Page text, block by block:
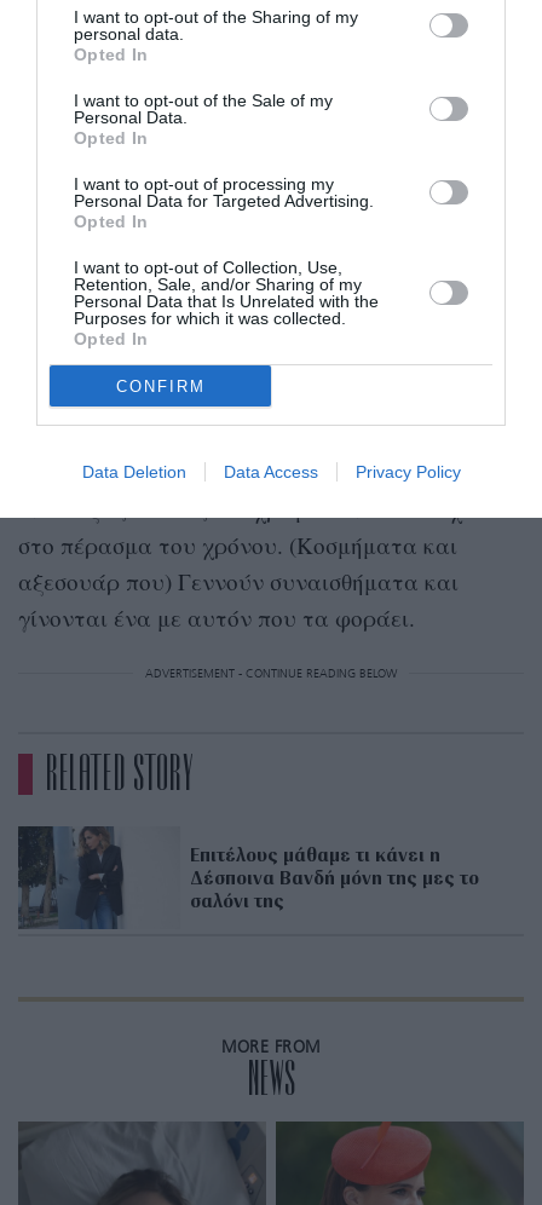
I want to opt-out of the Sharing of my
personal data.
Opted In
I want to opt-out of the Sale of my
Personal Data.
Opted In
I want to opt-out of processing my
Personal Data for Targeted Advertising.
Opted In
I want to opt-out of Collection, Use,
Retention, Sale, and/or Sharing of my
Personal Data that Is Unrelated with the
Purposes for which it was collected.
Opted In
CONFIRM
Data Deletion Data Access Privacy Policy
Οι B612 με δικά τους λόγια: “Οι άνθρωποι
ντύθηκαν πρώτα με τατού και κοσμήματα, τα
ρούχα ήρθαν μετά. Για εμάς, τα μοναδικά
κοσμήματα είναι αρχετυπικά χρηστικά
αντικείμενα που επικοινωνούν έννοιες μέσα από
σύμβολα. Δεν κάνουμε συμβιβασμούς στην
επιλογή υλικών. Δημιουργούμε συνδυασμούς
στο πέρασμα του χρόνου. (Κοσμήματα και
αξεσουάρ που) Γεννούν συναισθήματα και
γίνονται ένα με αυτόν που τα φοράει.
ADVERTISEMENT - CONTINUE READING BELOW
RELATED STORY
Επιτέλους μάθαμε τι κάνει η
Δέσποινα Βανδή μόνη της μες το
σαλόνι της
MORE FROM
NEWS